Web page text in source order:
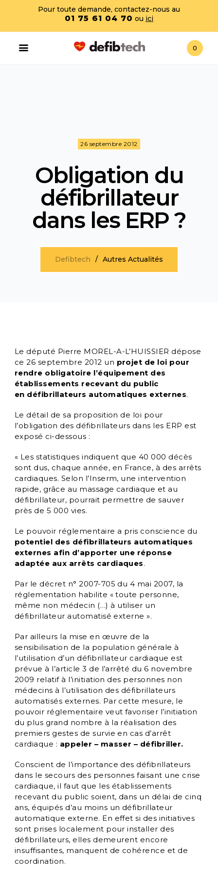
Pour toute demande, contactez-nous au
01 75 61 04 70 ou ici
0
26 septembre 2012
Obligation du
défibrillateur
dans les ERP ?
Defibtech Autres Actualités
Le député Pierre MOREL-A-L’HUISSIER dépose
ce 26 septembre 2012 un projet de loi pour
rendre obligatoire l’équipement des
établissements recevant du public
en défibrillateurs automatiques externes.
Le détail de sa proposition de loi pour
l’obligation des défibrillateurs dans les ERP est
exposé ci-dessous :
« Les statistiques indiquent que 40 000 décès
sont dus, chaque année, en France, à des arrêts
cardiaques. Selon l’Inserm, une intervention
rapide, grâce au massage cardiaque et au
défibrillateur, pourrait permettre de sauver
près de 5 000 vies.
Le pouvoir réglementaire a pris conscience du
potentiel des défibrillateurs automatiques
externes afin d’apporter une réponse
adaptée aux arrêts cardiaques.
Par le décret n° 2007-705 du 4 mai 2007, la
réglementation habilite « toute personne,
même non médecin (…) à utiliser un
défibrillateur automatisé externe ».
Par ailleurs la mise en œuvre de la
sensibilisation de la population générale à
l’utilisation d’un défibrillateur cardiaque est
prévue à l’article 3 de l’arrêté du 6 novembre
2009 relatif à l’initiation des personnes non
médecins à l’utilisation des défibrillateurs
automatisés externes. Par cette mesure, le
pouvoir réglementaire veut favoriser l’initiation
du plus grand nombre à la réalisation des
premiers gestes de survie en cas d’arrêt
cardiaque : appeler – masser – défibriller.
Conscient de l’importance des défibrillateurs
dans le secours des personnes faisant une crise
cardiaque, il faut que les établissements
recevant du public soient, dans un délai de cinq
ans, équipés d’au moins un défibrillateur
automatique externe. En effet si des initiatives
sont prises localement pour installer des
défibrillateurs, elles demeurent encore
insuffisantes, manquent de cohérence et de
coordination.